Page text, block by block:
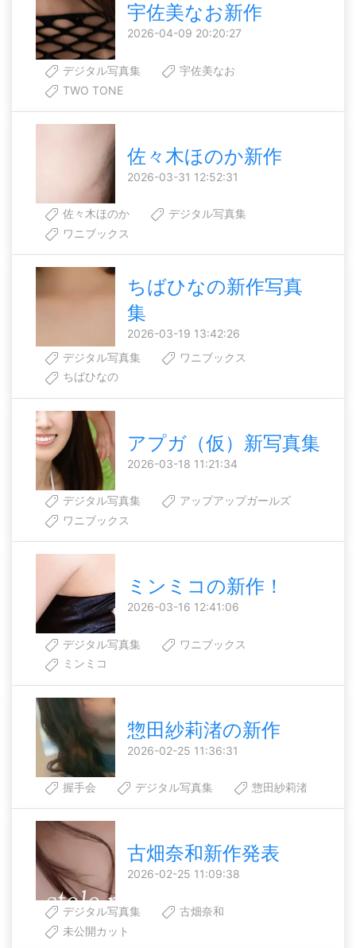
宇佐美なお新作
2026-04-09 20:20:27
デジタル写真集
宇佐美なお
TWO TONE
佐々木ほのか新作
2026-03-31 12:52:31
佐々木ほのか
デジタル写真集
ワニブックス
ちばひなの新作写真
集
2026-03-19 13:42:26
デジタル写真集
ワニブックス
ちばひなの
アプガ（仮）新写真集
2026-03-18 11:21:34
デジタル写真集
アップアップガールズ
ワニブックス
ミンミコの新作！
2026-03-16 12:41:06
デジタル写真集
ワニブックス
ミンミコ
惣田紗莉渚の新作
2026-02-25 11:36:31
握手会 デジタル写真集 惣田紗莉渚
古畑奈和新作発表
2026-02-25 11:09:38
デジタル写真集
古畑奈和
未公開カット